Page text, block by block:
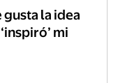
gusta la idea
mi